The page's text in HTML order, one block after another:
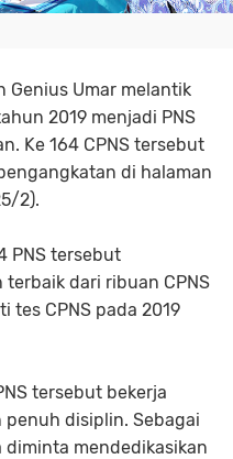
Genius Umar melantik
2019 menjadi PNS
Ke 164 CPNS tersebut
di halaman
2).
PNS tersebut
dari ribuan CPNS
CPNS pada 2019
tersebut bekerja
disiplin. Sebagai
diminta mendedikasikan